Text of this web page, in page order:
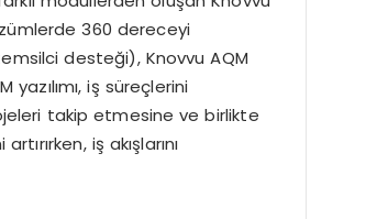
360 dereceyi
desteği), Knovvu AQM
iş süreçlerini
takip etmesine ve birlikte
iş akışlarını